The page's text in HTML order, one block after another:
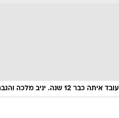
עובד איתה כבר 12 שנה. יניב מלכה והגברת נתניהו